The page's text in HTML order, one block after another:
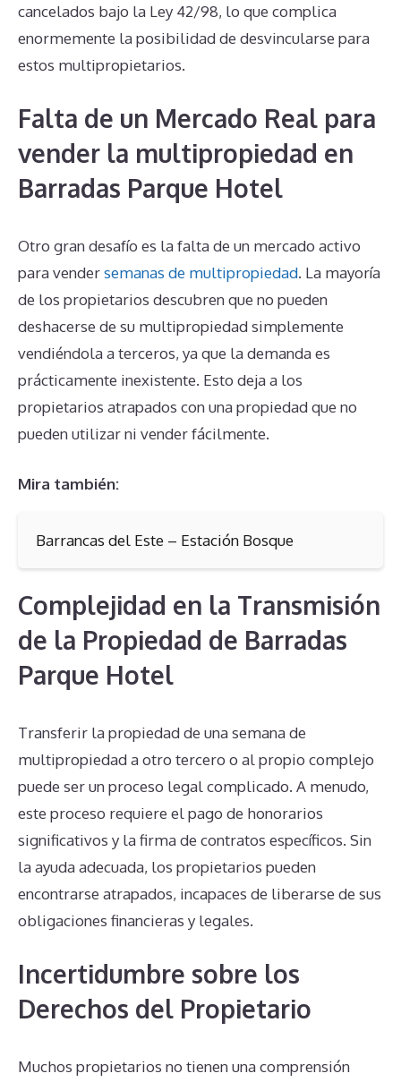
cancelados bajo la Ley 42/98, lo que complica
enormemente la posibilidad de desvincularse para
estos multipropietarios.
Falta de un Mercado Real para
vender la multipropiedad en
Barradas Parque Hotel
Otro gran desafío es la falta de un mercado activo
para vendersemanas de multipropiedad. La mayoría
de los propietarios descubren que no pueden
deshacerse de su multipropiedad simplemente
vendiéndola a terceros, ya que la demanda es
prácticamente inexistente. Esto deja a los
propietarios atrapados con una propiedad que no
pueden utilizar ni vender fácilmente.
Mira también:
Barrancas del Este – Estación Bosque
Complejidad en la Transmisión
de la Propiedad de Barradas
Parque Hotel
Transferir la propiedad de una semana de
multipropiedad a otro tercero o al propio complejo
puede ser un proceso legal complicado. A menudo,
este proceso requiere el pago de honorarios
significativos y la firma de contratos específicos. Sin
la ayuda adecuada, los propietarios pueden
encontrarse atrapados, incapaces de liberarse de sus
obligaciones financieras y legales.
Incertidumbre sobre los
Derechos del Propietario
Muchos propietarios no tienen una comprensión